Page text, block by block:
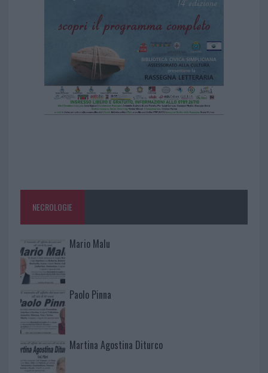
NECROLOGIE
Mario Malu
Paolo Pinna
Martina Agostina Diturco